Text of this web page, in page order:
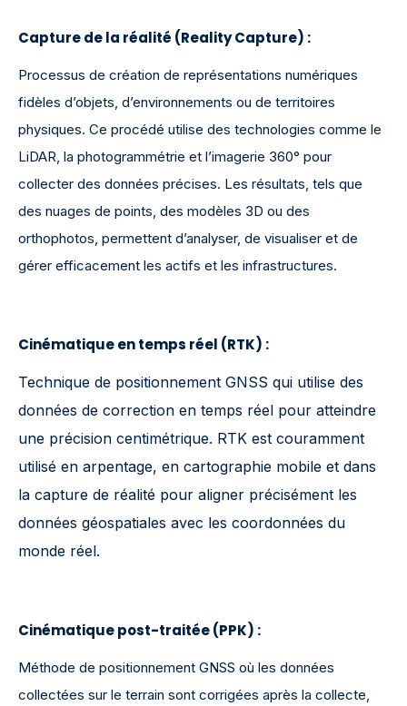
Capture de la réalité (Reality Capture) :
Processus de création de représentations numériques
fidèles d’objets, d’environnements ou de territoires
physiques. Ce procédé utilise des technologies comme le
LiDAR, la photogrammétrie et l’imagerie 360° pour
collecter des données précises. Les résultats, tels que
des nuages de points, des modèles 3D ou des
orthophotos, permettent d’analyser, de visualiser et de
gérer efficacement les actifs et les infrastructures.
Cinématique en temps réel (RTK) :
Technique de positionnement GNSS qui utilise des
données de correction en temps réel pour atteindre
une précision centimétrique. RTK est couramment
utilisé en arpentage, en cartographie mobile et dans
la capture de réalité pour aligner précisément les
données géospatiales avec les coordonnées du
monde réel.
Cinématique post-traitée (PPK) :
Méthode de positionnement GNSS où les données
collectées sur le terrain sont corrigées après la collecte,